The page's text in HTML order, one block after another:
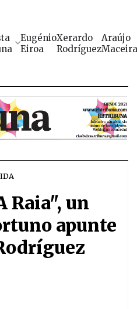
Eugénio
Eiroa
Xerardo
Rodríguez
Araújo
Maceira
Raia", un
apunte